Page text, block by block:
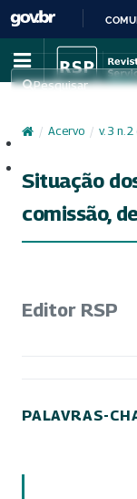
Pesquisar
/ Acervo / v. 3 n.
Situação
comissão,
Editor RSP
PALAVRAS-